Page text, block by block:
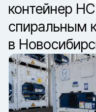
контейнер
спиральным
в